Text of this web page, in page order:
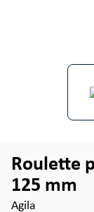
Roulette
125 mm
Agila